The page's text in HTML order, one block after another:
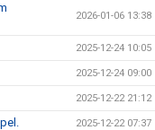
2026-01-06 13:38
2025-12-24 10:05
2025-12-24 09:00
2025-12-22 21:12
2025-12-22 07:37